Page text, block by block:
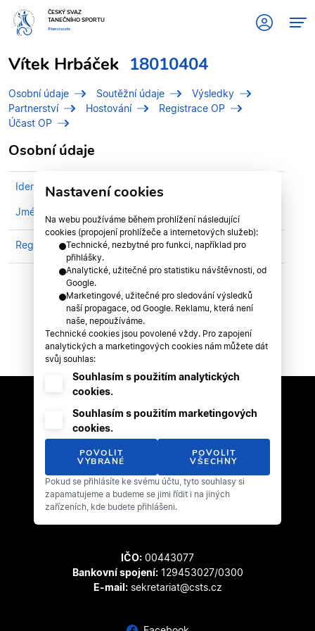
ČESKÝ SVAZ
TANEČNÍHO SPORTU
#tanciscsts
Vítek Hrbáček 18010404
Osobní údaje Soutěžní údaje
Výsledky
Partnerství
Hostování
Registrace OP
Účast OP
Osobní údaje
Identifikační číslo (IDT)
Jméno
Registrován v klubu Dance Studio Starlight, z.s.
Český svaz tanečního sportu
Zátopkova 100/2
169 00 Praha 6 - Břevnov
IČO: 00443077
Bankovní spojení:129453027/0300
E-mail:sekretariat@csts.cz
Nastavení cookies
Na webu používáme během prohlížení následující
cookies (propojení prohlížeče a internetových služeb):
Technické, nezbytné pro funkci, například pro
přihlášky.
Analytické, užitečné pro statistiku návštěvnosti, od
Google.
Marketingové, užitečné pro sledování výsledků
naší propagace, od Google. Reklamu, která není
naše, nepoužíváme.
Technické cookies jsou povolené vždy. Pro zapojení
analytických a marketingových cookies nám můžete dát
svůj souhlas:
Souhlasím s použitím analytických
cookies.
Souhlasím s použitím marketingových
cookies.
POVOLIT
VYBRANÉ
POVOLIT
VŠECHNY
Pokud se přihlásíte ke svému účtu, tyto souhlasy si
zapamatujeme a budeme se jimi řídit i na jiných
zařízeních, kde budete přihlášeni.